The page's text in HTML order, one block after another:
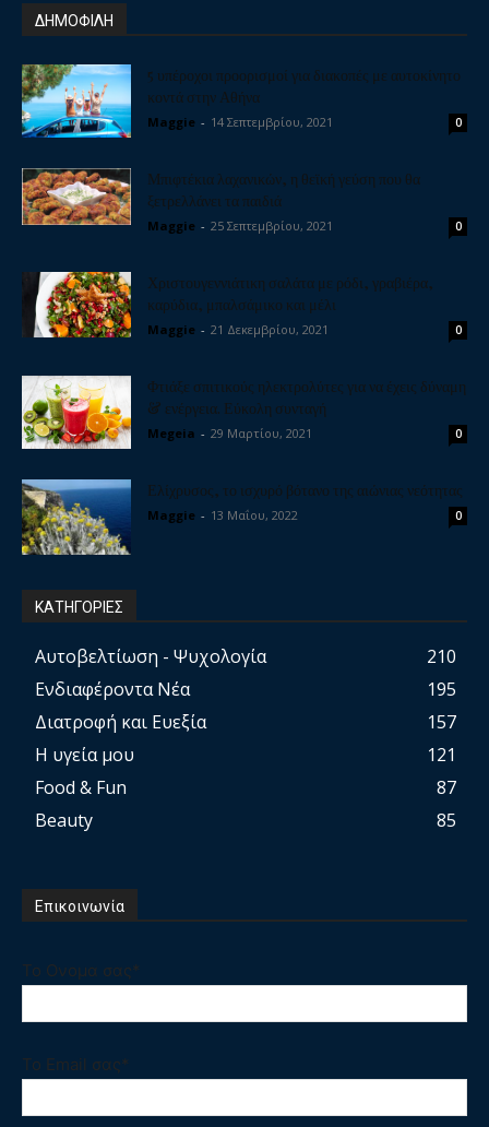
ΔΗΜΟΦΙΛΗ
5 υπέροχοι προορισμοί για διακοπές με αυτοκίνητο
κοντά στην Αθήνα
Maggie - 14 Σεπτεμβρίου, 2021 0
Μπιφτέκια λαχανικών, η θεϊκή γεύση που θα
ξετρελλάνει τα παιδιά
Maggie - 25 Σεπτεμβρίου, 2021 0
Χριστουγεννιάτικη σαλάτα με ρόδι, γραβιέρα,
καρύδια, μπαλσάμικο και μέλι
Maggie - 21 Δεκεμβρίου, 2021 0
Φτιάξε σπιτικούς ηλεκτρολύτες για να έχεις δύναμη
& ενέργεια. Εύκολη συνταγή
Megeia - 29 Μαρτίου, 2021 0
Ελίχρυσος, το ισχυρό βότανο της αιώνιας νεότητας
Maggie - 13 Μαΐου, 2022 0
ΚΑΤΗΓΟΡΙΕΣ
Αυτοβελτίωση - Ψυχολογία
210
Ενδιαφέροντα Νέα
195
Διατροφή και Ευεξία
157
Η υγεία μου
121
Food & Fun
87
Beauty
85
Επικοινωνία
Το Ονομα σας*
Το Email σας*